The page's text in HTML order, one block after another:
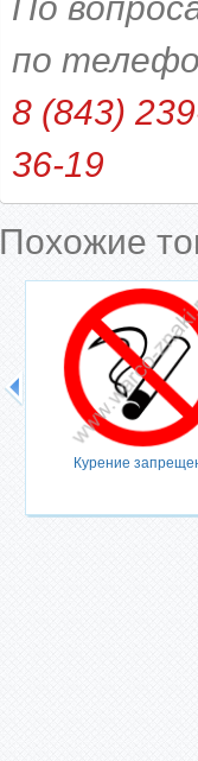
по
8 (843)
36-19
Похожие
Курение